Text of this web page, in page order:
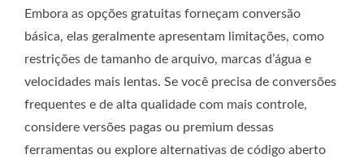
Embora as opções gratuitas forneçam conversão
básica, elas geralmente apresentam limitações, como
restrições de tamanho de arquivo, marcas d’água e
velocidades mais lentas. Se você precisa de conversões
frequentes e de alta qualidade com mais controle,
considere versões pagas ou premium dessas
ferramentas ou explore alternativas de código aberto